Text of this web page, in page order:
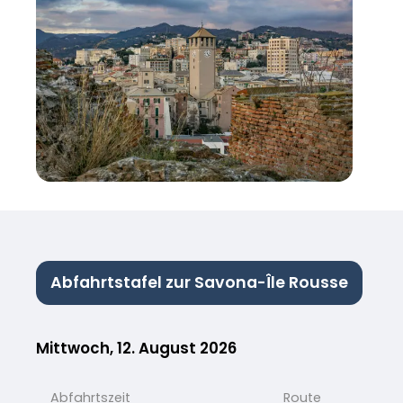
Abfahrtstafel zur Savona-Île Rousse
Mittwoch, 12. August 2026
Abfahrtszeit Route